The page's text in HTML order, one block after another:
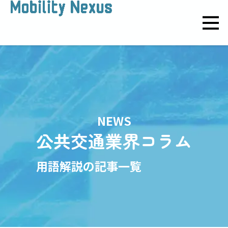
NEWS
公共交通業界コラム
用語解説の記事一覧